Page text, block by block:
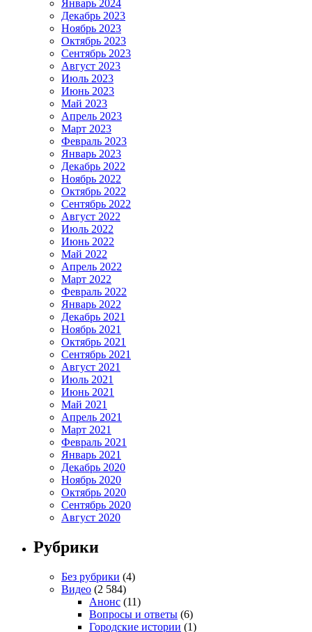
Январь 2024
Декабрь 2023
Ноябрь 2023
Октябрь 2023
Сентябрь 2023
Август 2023
Июль 2023
Июнь 2023
Май 2023
Апрель 2023
Март 2023
Февраль 2023
Январь 2023
Декабрь 2022
Ноябрь 2022
Октябрь 2022
Сентябрь 2022
Август 2022
Июль 2022
Июнь 2022
Май 2022
Апрель 2022
Март 2022
Февраль 2022
Январь 2022
Декабрь 2021
Ноябрь 2021
Октябрь 2021
Сентябрь 2021
Август 2021
Июль 2021
Июнь 2021
Май 2021
Апрель 2021
Март 2021
Февраль 2021
Январь 2021
Декабрь 2020
Ноябрь 2020
Октябрь 2020
Сентябрь 2020
Август 2020
Рубрики
Без рубрики (4)
Видео (2 584)
Анонс (11)
Вопросы и ответы (6)
Городские истории (1)